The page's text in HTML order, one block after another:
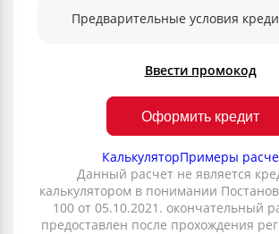
Предварительные условия
Ввести промокод
Оформить кредит
КалькуляторПримеры
Данный расчет не является
калькулятором в понимании
100 от 05.10.2021. окончательный
предоставлен после прохождения